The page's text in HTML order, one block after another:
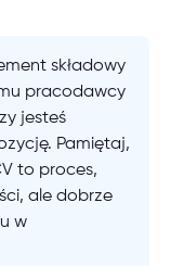
składowy
pracodawcy
jesteś
Pamiętaj,
to proces,
ale dobrze
w